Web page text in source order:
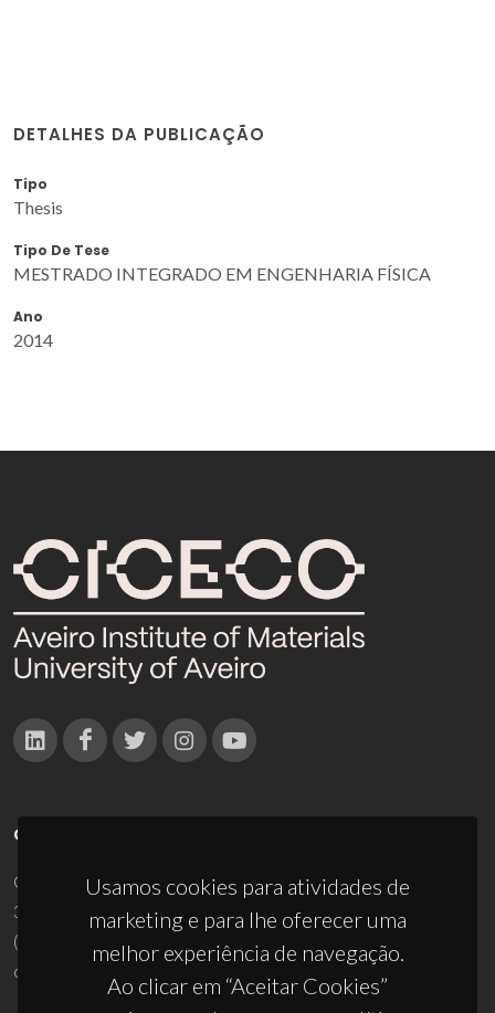
DETALHES DA PUBLICAÇÃO
Tipo
Thesis
Tipo De Tese
MESTRADO INTEGRADO EM ENGENHARIA FÍSICA
Ano
2014
Usamos cookies para atividades de
marketing e para lhe oferecer uma
melhor experiência de navegação.
Ao clicar em “Aceitar Cookies”
CONTACTOS
Campus Universitário de Santiago
3810-193 Aveiro - Portugal
(+351) 234 370 200
ciceco@ua.pt